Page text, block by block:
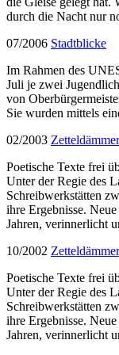
durch die Nacht nur
07/2006 Stadtblicke
Im Rahmen des
Juli je zwei
von
Sie wurden mittels
02/2003
Poetische Texte frei
Unter der Regie des
Schreibwerkstätten
ihre Ergebnisse.
Jahren, verinnerlicht
10/2002
Poetische Texte frei
Unter der Regie des
Schreibwerkstätten
ihre Ergebnisse.
Jahren, verinnerlicht